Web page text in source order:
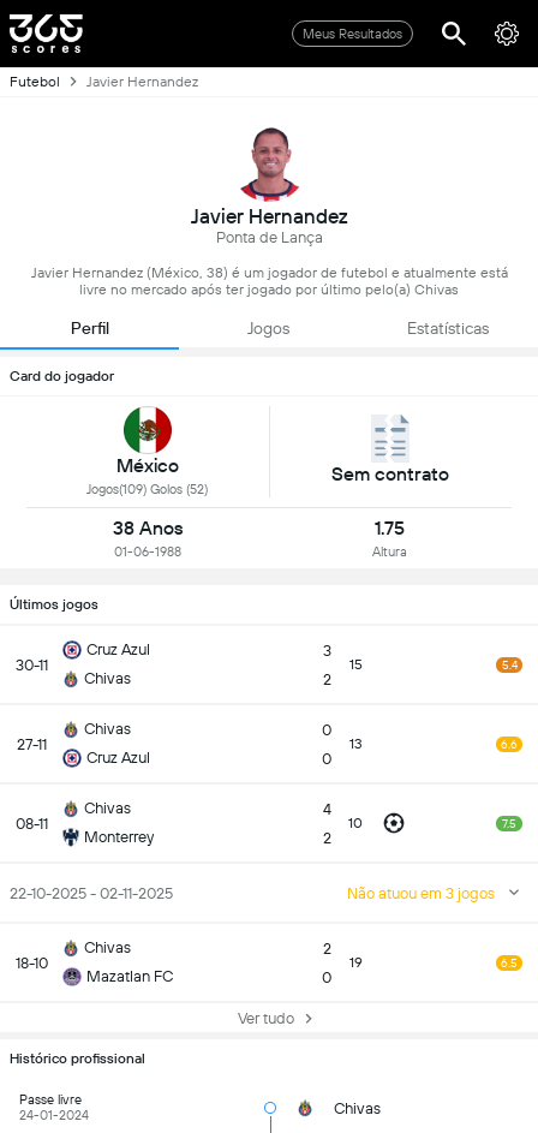
Meus Resultados
Futebol Javier Hernandez
Javier Hernandez
Ponta de Lança
Javier Hernandez (México, 38) é um jogador de futebol e atualmente está
livre no mercado após ter jogado por último pelo(a) Chivas
Perfil Jogos Estatísticas
Card do jogador
México
Jogos(109) Golos (52)
Sem contrato
38 Anos
01-06-1988
1.75
Altura
Últimos jogos
30-11
Cruz Azul
Chivas
3
2
15 5.4
27-11
Chivas
Cruz Azul
0
0
13 6.6
08-11
Chivas
Monterrey
4
2
10 7.5
22-10-2025 - 02-11-2025 Não atuou em 3 jogos
18-10
Chivas
Mazatlan FC
2
0
19 6.5
Ver tudo
Histórico profissional
Passe livre
24-01-2024
Chivas